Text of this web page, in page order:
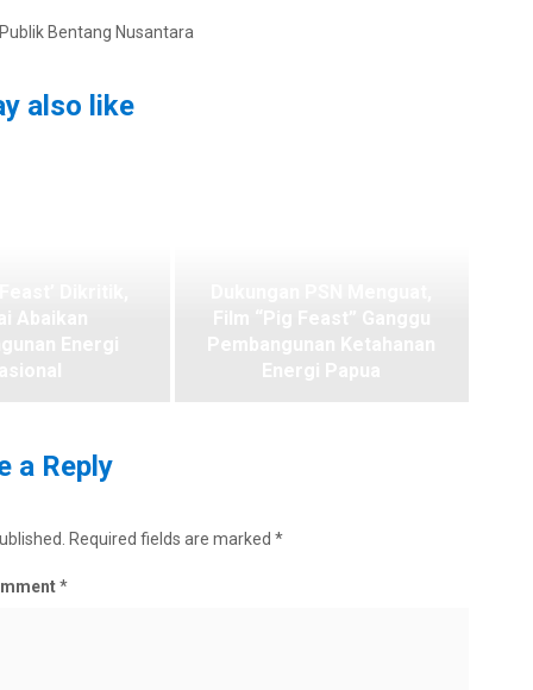
Bentang Nusantara
also like
a Reply
Required fields are marked *
*